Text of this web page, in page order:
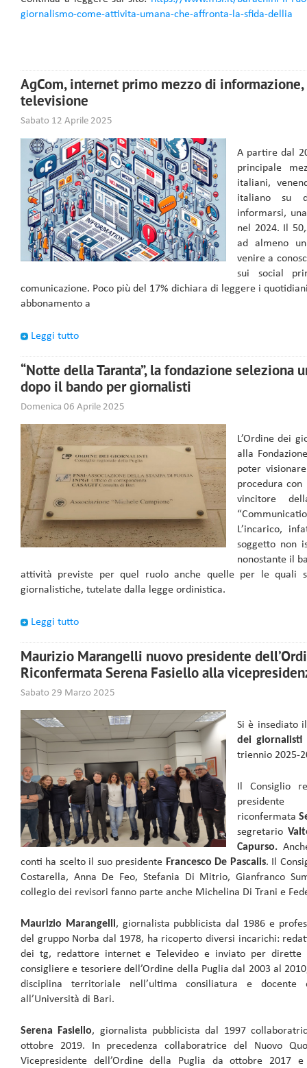
giornalismo-come-attivita-umana-che-affronta-la-sfida-dellia
AgCom, internet primo mezzo di informazione,
televisione
Sabato 12 Aprile 2025
A partire dal
principale
italiani,
italiano su
informarsi,
nel 2024. Il
ad almeno
venire a
sui social
comunicazione. Poco più del 17% dichiara di leggere i
abbonamento a
Leggi tutto
“Notte della Taranta”, la fondazione seleziona
dopo il bando per giornalisti
Domenica 06 Aprile 2025
L’Ordine dei
alla
poter
procedura
vincitore
L’incarico,
soggetto non
nonostante il
attività previste per quel ruolo anche quelle per le quali
giornalistiche, tutelate dalla legge ordinistica.
Leggi tutto
Maurizio Marangelli nuovo presidente
Riconfermata Serena Fasiello alla
Sabato 29 Marzo 2025
Si è insediato
dei
triennio 2025-
Il Consiglio
riconfermata
segretario
Capurso.
conti ha scelto il suo presidente Francesco De Pascalis. Il
Costarella, Anna De Feo, Stefania Di Mitrio, Gianfranco
collegio dei revisori fanno parte anche Michelina Di Trani e
Maurizio Marangelli, giornalista pubblicista dal 1986 e
del gruppo Norba dal 1978, ha ricoperto diversi incarichi:
dei tg, redattore internet e Televideo e inviato per dirette
consigliere e tesoriere dell’Ordine della Puglia dal 2003 al
disciplina territoriale nell’ultima consiliatura e
all’Università di Bari.
Serena Fasiello, giornalista pubblicista dal 1997
ottobre 2019. In precedenza collaboratrice del Nuovo
Vicepresidente dell’Ordine della Puglia da ottobre 2017